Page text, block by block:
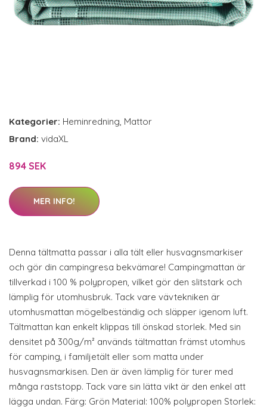
Kategorier: Heminredning, Mattor
Brand: vidaXL
894 SEK
MER INFO!
Denna tältmatta passar i alla tält eller husvagnsmarkiser
och gör din campingresa bekvämare! Campingmattan är
tillverkad i 100 % polypropen, vilket gör den slitstark och
lämplig för utomhusbruk. Tack vare vävtekniken är
utomhusmattan mögelbeständig och släpper igenom luft.
Tältmattan kan enkelt klippas till önskad storlek. Med sin
densitet på 300g/m² används tältmattan främst utomhus
för camping, i familjetält eller som matta under
husvagnsmarkisen. Den är även lämplig för turer med
många raststopp. Tack vare sin lätta vikt är den enkel att
lägga undan. Färg: Grön Material: 100% polypropen Storlek: